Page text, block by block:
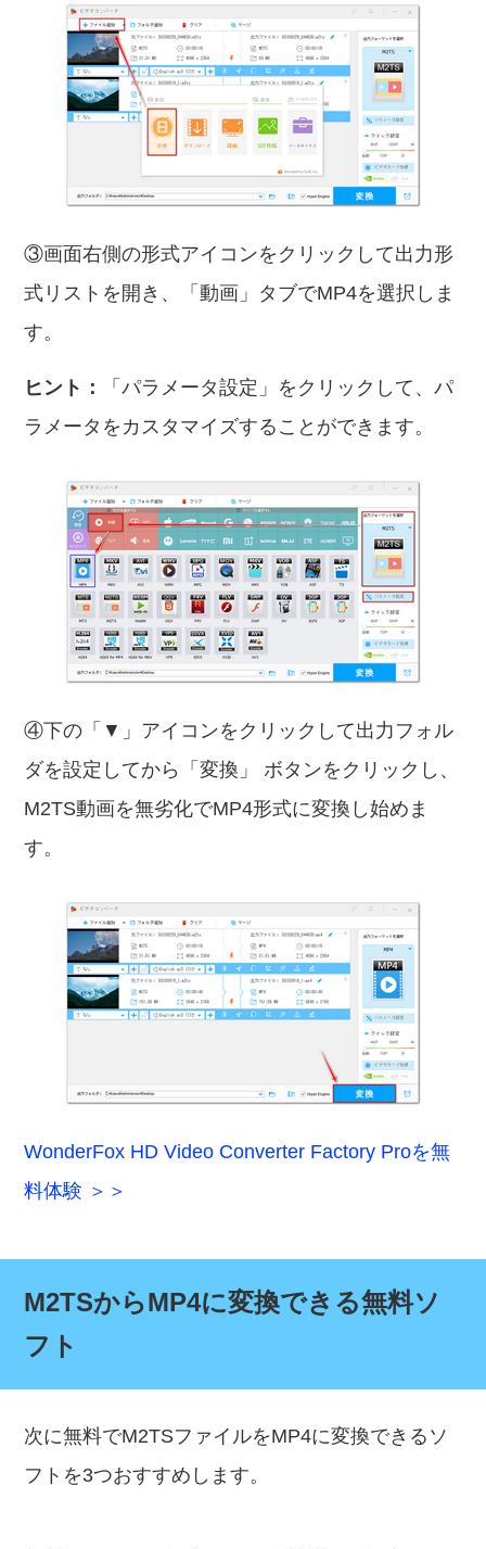
③画面右側の形式アイコンをクリックして出力形
式リストを開き、「動画」タブでMP4を選択しま
す。
ヒント：
「パラメータ設定」をクリックして、パ
ラメータをカスタマイズすることができます。
④下の「▼」アイコンをクリックして出力フォル
ダを設定してから「変換」 ボタンをクリックし、
M2TS動画を無劣化でMP4形式に変換し始めま
す。
WonderFox HD Video Converter Factory Proを無
料体験 ＞＞
M2TSからMP4に変換できる無料ソ
フト
次に無料でM2TSファイルをMP4に変換できるソ
フトを3つおすすめします。